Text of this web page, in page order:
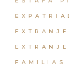
FAMILIAS